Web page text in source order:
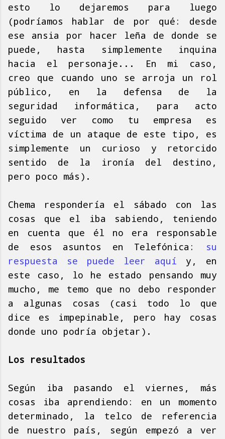
esto lo dejaremos para luego
(podríamos hablar de por qué: desde
ese ansia por hacer leña de donde se
puede, hasta simplemente inquina
hacia el personaje... En mi caso,
creo que cuando uno se arroja un rol
público, en la defensa de la
seguridad informática, para acto
seguido ver como tu empresa es
víctima de un ataque de este tipo, es
simplemente un curioso y retorcido
sentido de la ironía del destino,
pero poco más).
Chema respondería el sábado con las
cosas que el iba sabiendo, teniendo
en cuenta que él no era responsable
de esos asuntos en Telefónica: su
respuesta se puede leer aquí y, en
este caso, lo he estado pensando muy
mucho, me temo que no debo responder
a algunas cosas (casi todo lo que
dice es impepinable, pero hay cosas
donde uno podría objetar).
Los resultados
Según iba pasando el viernes, más
cosas iba aprendiendo: en un momento
determinado, la telco de referencia
de nuestro país, según empezó a ver